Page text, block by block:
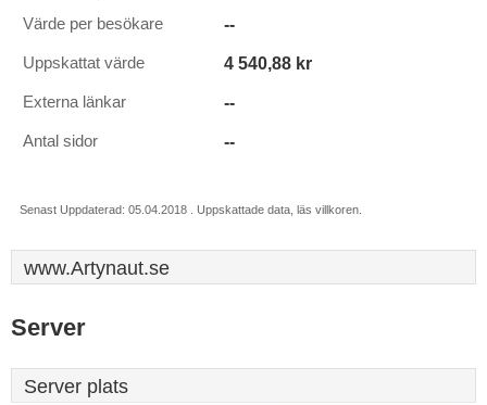
Värde per besökare --
Uppskattat värde 4 540,88 kr
Externa länkar --
Antal sidor --
Senast Uppdaterad: 05.04.2018 . Uppskattade data, läs villkoren.
www.Artynaut.se
Server
Server plats